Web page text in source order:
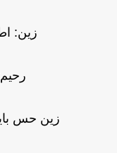
زين:
زين حس